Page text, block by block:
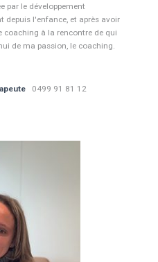
par le développement
depuis l'enfance, et après avoir
coaching à la rencontre de qui
de ma passion, le coaching.
0499 91 81 12